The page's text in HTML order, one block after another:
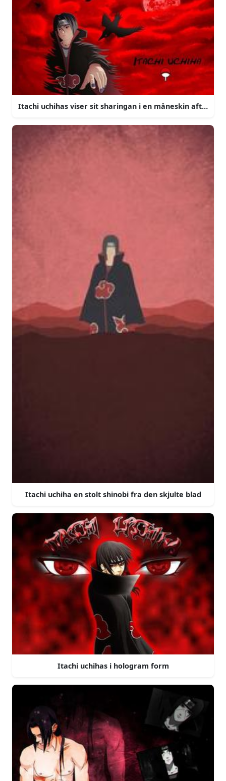
Itachi uchihas viser sit sharingan i en måneskin aften
Itachi uchiha en stolt shinobi fra den skjulte blad
Itachi uchihas i hologram form